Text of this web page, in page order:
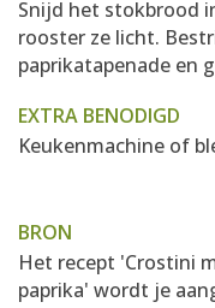
Snijd het stokbrood
rooster ze licht.
paprikatapenade en
EXTRA BENODIGD
Keukenmachine of
BRON
Het recept 'Crostini
paprika' wordt je